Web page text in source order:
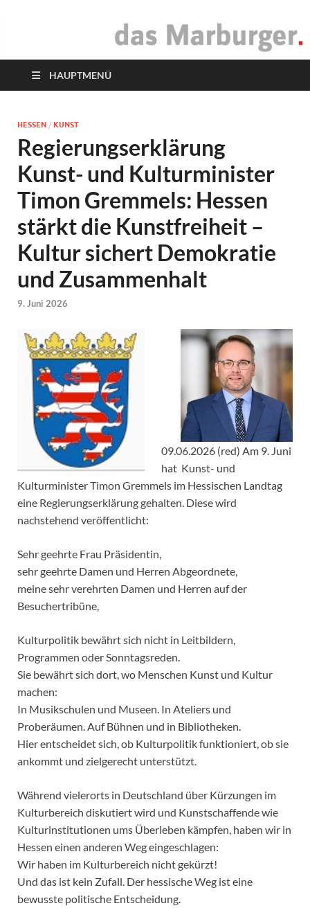
das Marburger.
HAUPTMENÜ
HESSEN / KUNST
Regierungserklärung
Kunst- und Kulturminister
Timon Gremmels: Hessen
stärkt die Kunstfreiheit –
Kultur sichert Demokratie
und Zusammenhalt
9. Juni 2026
09.06.2026 (red) Am 9. Juni
hat Kunst- und
Kulturminister Timon Gremmels im Hessischen Landtag
eine Regierungserklärung gehalten. Diese wird
nachstehend veröffentlicht:
Sehr geehrte Frau Präsidentin,
sehr geehrte Damen und Herren Abgeordnete,
meine sehr verehrten Damen und Herren auf der
Besuchertribüne,
Kulturpolitik bewährt sich nicht in Leitbildern,
Programmen oder Sonntagsreden.
Sie bewährt sich dort, wo Menschen Kunst und Kultur
machen:
In Musikschulen und Museen. In Ateliers und
Proberäumen. Auf Bühnen und in Bibliotheken.
Hier entscheidet sich, ob Kulturpolitik funktioniert, ob sie
ankommt und zielgerecht unterstützt.
Während vielerorts in Deutschland über Kürzungen im
Kulturbereich diskutiert wird und Kunstschaffende wie
Kulturinstitutionen ums Überleben kämpfen, haben wir in
Hessen einen anderen Weg eingeschlagen:
Wir haben im Kulturbereich nicht gekürzt!
Und das ist kein Zufall. Der hessische Weg ist eine
bewusste politische Entscheidung.